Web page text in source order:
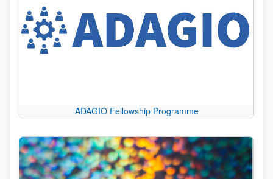
ADAGIO Fellowship Programme